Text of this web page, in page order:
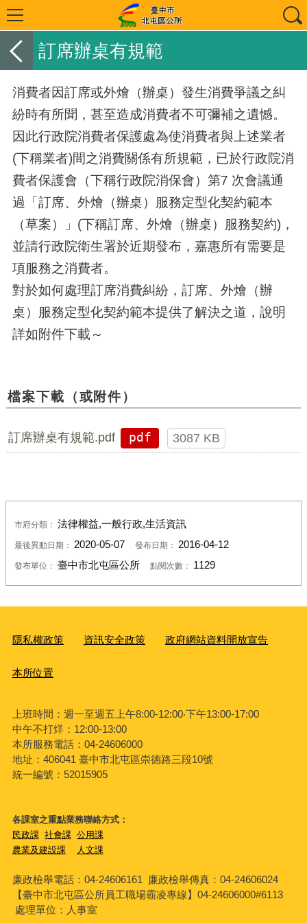
訂席辦桌有規範
消費者因訂席或外燴（辦桌）發生消費爭議之糾
紛時有所聞，甚至造成消費者不可彌補之遺憾。
因此行政院消費者保護處為使消費者與上述業者
(下稱業者)間之消費關係有所規範，已於行政院消
費者保護會（下稱行政院消保會）第7 次會議通
過「訂席、外燴（辦桌）服務定型化契約範本
（草案）」(下稱訂席、外燴（辦桌）服務契約)，
並請行政院衛生署於近期發布，嘉惠所有需要是
項服務之消費者。
對於如何處理訂席消費糾紛，訂席、外燴（辦
桌）服務定型化契約範本提供了解決之道，說明
詳如附件下載～
檔案下載（或附件）
訂席辦桌有規範.pdf pdf 3087 KB
市府分類： 法律權益,一般行政,生活資訊
最後異動日期： 2020-05-07 發布日期： 2016-04-12
發布單位： 臺中市北屯區公所 點閱次數： 1129
隱私權政策 資訊安全政策 政府網站資料開放宣告
本所位置
上班時間：週一至週五上午8:00-12:00‧下午13:00-17:00
中午不打烊：12:00-13:00
本所服務電話：04-24606000
地址：406041 臺中市北屯區崇德路三段10號
統一編號：52015905
各課室之重點業務聯絡方式：
民政課 社會課 公用課
農業及建設課
人文課
廉政檢舉電話：04-24606161 廉政檢舉傳真：04-24606024
【臺中市北屯區公所員工職場霸凌專線】04-24606000#6113
處理單位：人事室